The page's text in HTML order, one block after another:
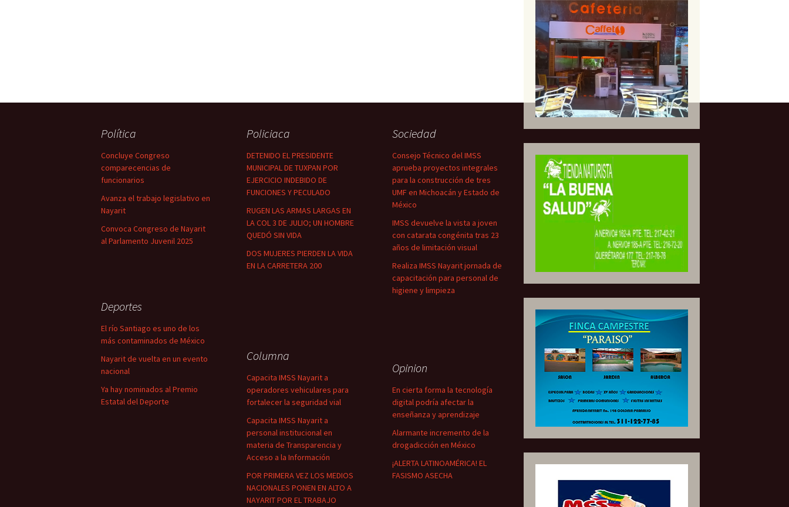
Política
Concluye Congreso
comparecencias de
funcionarios
Avanza el trabajo legislativo en
Nayarit
Convoca Congreso de Nayarit
al Parlamento Juvenil 2025
Policiaca
DETENIDO EL PRESIDENTE
MUNICIPAL DE TUXPAN POR
EJERCICIO INDEBIDO DE
FUNCIONES Y PECULADO
RUGEN LAS ARMAS LARGAS EN
LA COL 3 DE JULIO; UN HOMBRE
QUEDÓ SIN VIDA
DOS MUJERES PIERDEN LA VIDA
EN LA CARRETERA 200
Sociedad
Consejo Técnico del IMSS
aprueba proyectos integrales
para la construcción de tres
UMF en Michoacán y Estado de
México
IMSS devuelve la vista a joven
con catarata congénita tras 23
años de limitación visual
Realiza IMSS Nayarit jornada de
capacitación para personal de
higiene y limpieza
Deportes
El río Santiago es uno de los
más contaminados de México
Nayarit de vuelta en un evento
nacional
Ya hay nominados al Premio
Estatal del Deporte
Columna
Capacita IMSS Nayarit a
operadores vehiculares para
fortalecer la seguridad vial
Capacita IMSS Nayarit a
personal institucional en
materia de Transparencia y
Acceso a la Información
POR PRIMERA VEZ LOS MEDIOS
NACIONALES PONEN EN ALTO A
NAYARIT POR EL TRABAJO
Opinion
En cierta forma la tecnología
digital podría afectar la
enseñanza y aprendizaje
Alarmante incremento de la
drogadicción en México
¡ALERTA LATINOAMÉRICA! EL
FASISMO ASECHA